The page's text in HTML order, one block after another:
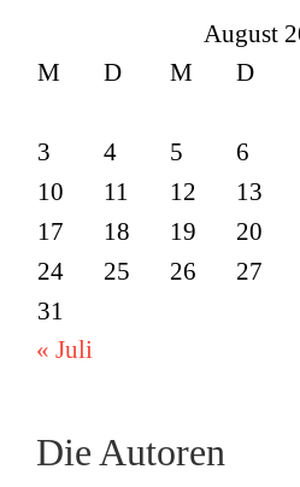
August
M
D M D
3
4 5 6
10
11 12 13
17
18 19 20
24
25 26 27
31
« Juli
Die Autoren